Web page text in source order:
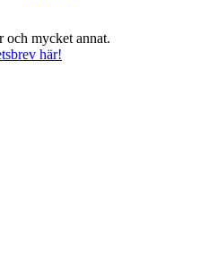
och mycket annat.
här!